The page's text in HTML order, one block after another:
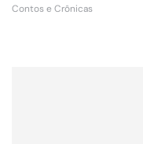
Contos e Crônicas